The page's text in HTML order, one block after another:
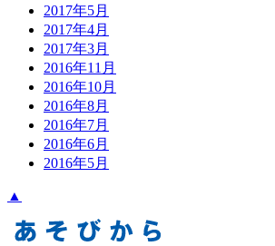
2017年5月
2017年4月
2017年3月
2016年11月
2016年10月
2016年8月
2016年7月
2016年6月
2016年5月
▲